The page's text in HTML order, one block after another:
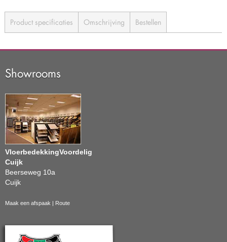
Product specificaties Omschrijving Bestellen
Showrooms
VloerbedekkingVoordelig
Cuijk
Beerseweg 10a
Cuijk
Maak een afspaak Route